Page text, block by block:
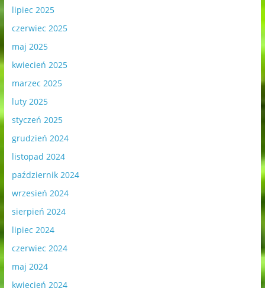
lipiec 2025
czerwiec 2025
maj 2025
kwiecień 2025
marzec 2025
luty 2025
styczeń 2025
grudzień 2024
listopad 2024
październik 2024
wrzesień 2024
sierpień 2024
lipiec 2024
czerwiec 2024
maj 2024
kwiecień 2024